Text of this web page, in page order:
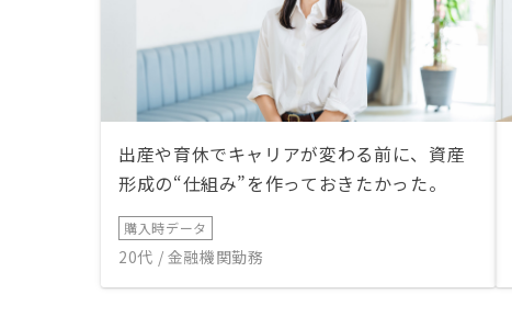
出産や育休でキャリアが変わる前に、資産
形成の“仕組み”を作っておきたかった。
購入時データ
20代 / 金融機関勤務